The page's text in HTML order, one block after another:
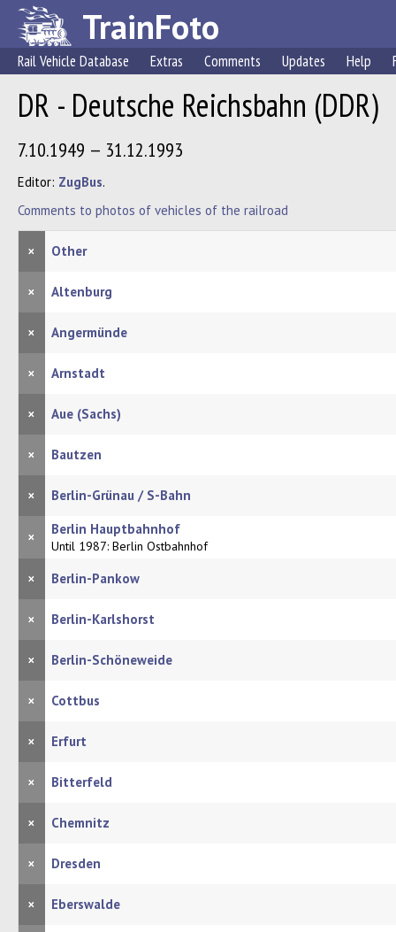
TrainFoto
Rail Vehicle Database Extras Comments Updates Help
DR - Deutsche Reichsbahn (DDR)
7.10.1949 — 31.12.1993
Editor: ZugBus.
Comments to photos of vehicles of the railroad
× Other
× Altenburg
× Angermünde
× Arnstadt
× Aue (Sachs)
× Bautzen
× Berlin-Grünau / S-Bahn
× Berlin Hauptbahnhof
Until 1987: Berlin Ostbahnhof
× Berlin-Pankow
× Berlin-Karlshorst
× Berlin-Schöneweide
× Cottbus
× Erfurt
× Bitterfeld
× Chemnitz
× Dresden
× Eberswalde